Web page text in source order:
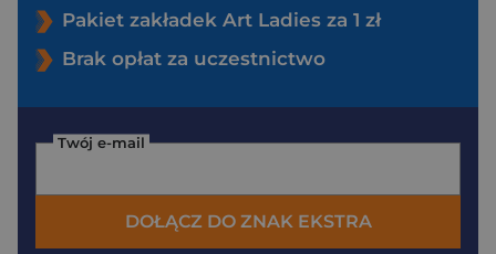
Pakiet zakładek Art Ladies za 1 zł
Brak opłat za uczestnictwo
Twój e-mail
DOŁĄCZ DO ZNAK EKSTRA